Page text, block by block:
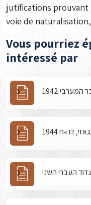
jutifications prouvant
voie de
Vous pourriez
intéressé par
דו »ח 1944
העברי השני